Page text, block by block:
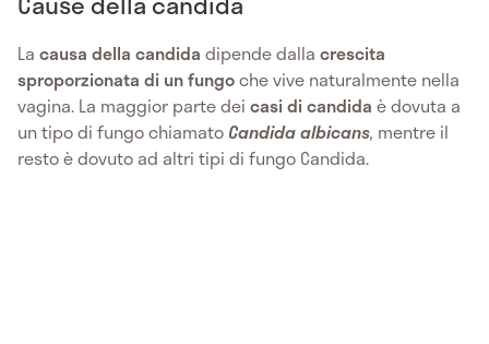
La causa della candida dipende dalla crescita
sproporzionata di un fungoche vive naturalmente nella
vagina. La maggior parte dei casi di candida è dovuta a
un tipo di fungo chiamato Candida albicans, mentre il
resto è dovuto ad altri tipi di fungo Candida.